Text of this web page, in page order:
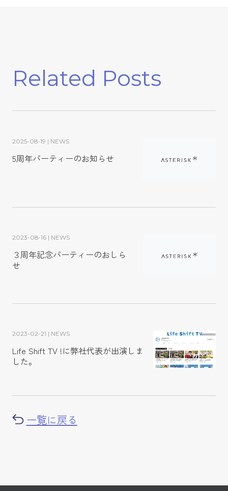
Related Posts
2025-08-19 | NEWS
5周年パーティーのお知らせ
2023-08-16 | NEWS
３周年記念パーティーのおしら
せ
2023-02-21 | NEWS
Life Shift TV !に弊社代表が出演しま
した。
一覧に戻る